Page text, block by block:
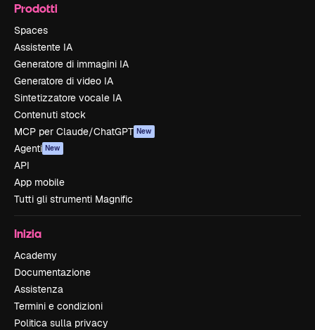
Prodotti
Spaces
Assistente IA
Generatore di immagini IA
Generatore di video IA
Sintetizzatore vocale IA
Contenuti stock
MCP per Claude/ChatGPT New
Agenti New
API
App mobile
Tutti gli strumenti Magnific
Inizia
Academy
Documentazione
Assistenza
Termini e condizioni
Politica sulla privacy